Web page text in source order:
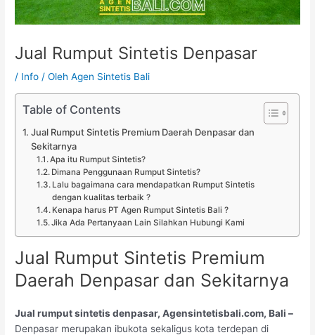
Jual Rumput Sintetis Denpasar
/ Info / OlehAgen Sintetis Bali
Table of Contents
Jual Rumput Sintetis Premium Daerah Denpasar dan
Sekitarnya
Apa itu Rumput Sintetis?
Dimana Penggunaan Rumput Sintetis?
Lalu bagaimana cara mendapatkan Rumput Sintetis
dengan kualitas terbaik ?
Kenapa harus PT Agen Rumput Sintetis Bali ?
Jika Ada Pertanyaan Lain Silahkan Hubungi Kami
Jual Rumput Sintetis Premium
Daerah Denpasar dan Sekitarnya
Jual rumput sintetis denpasar, Agensintetisbali.com, Bali –
Denpasar merupakan ibukota sekaligus kota terdepan di